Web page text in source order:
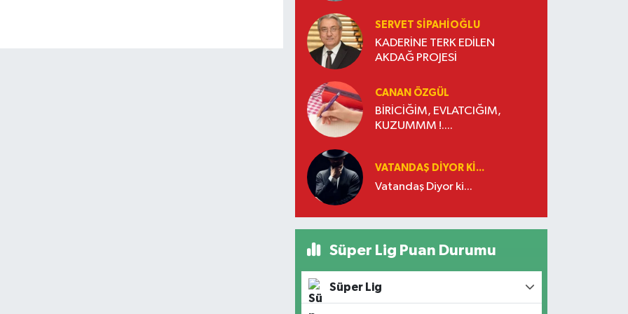
SERVET SİPAHİOĞLU
KADERİNE TERK EDİLEN
AKDAĞ PROJESİ
CANAN ÖZGÜL
BİRİCİĞİM, EVLATCIĞIM,
KUZUMMM !....
VATANDAŞ DIYOR KI...
Vatandaş Diyor ki...
Süper Lig Puan Durumu
Süper Lig